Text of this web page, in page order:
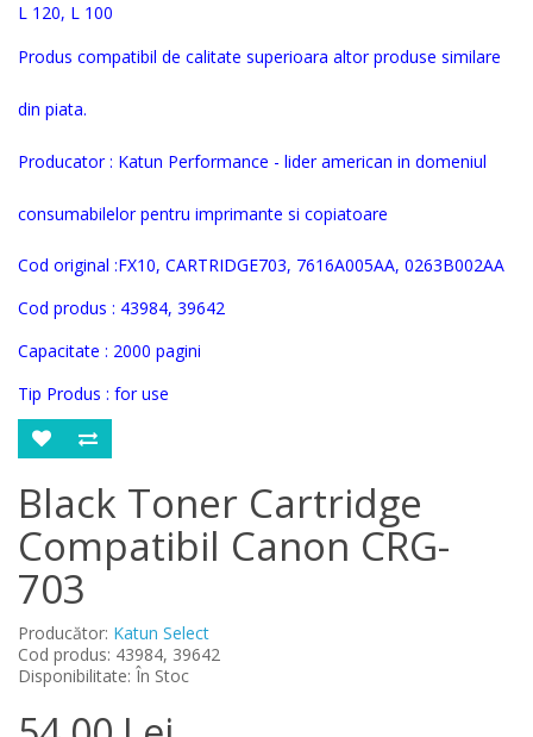
L 120, L 100
Produs compatibil de calitate superioara altor produse similare
din piata.
Producator : Katun Performance - lider american in domeniul
consumabilelor pentru imprimante si copiatoare
Cod original :FX10, CARTRIDGE703, 7616A005AA, 0263B002AA
Cod produs : 43984, 39642
Capacitate : 2000 pagini
Tip Produs : for use
Black Toner Cartridge
Compatibil Canon CRG-
703
Producător: Katun Select
Cod produs: 43984, 39642
Disponibilitate: În Stoc